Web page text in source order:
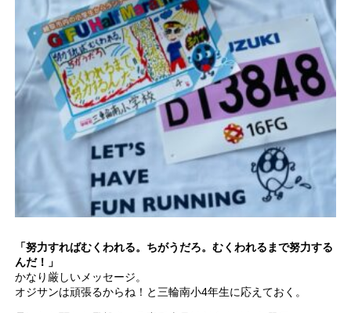
「努力すればむくわれる。ちがうだろ。むくわれるまで努力する
んだ！」
かなり厳しいメッセージ。
オジサンは頑張るからね！と三輪南小4年生に応えておく。